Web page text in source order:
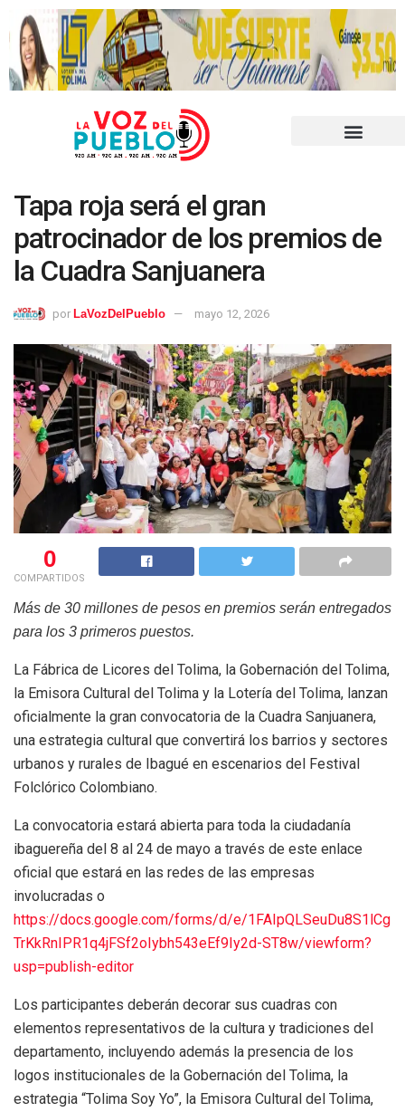
Tapa roja será el gran
patrocinador de los premios de
la Cuadra Sanjuanera
por LaVozDelPueblo mayo 12, 2026
0
COMPARTIDOS
Más de 30 millones de pesos en premios serán entregados
para los 3 primeros puestos.
La Fábrica de Licores del Tolima, la Gobernación del Tolima,
la Emisora Cultural del Tolima y la Lotería del Tolima, lanzan
oficialmente la gran convocatoria de la Cuadra Sanjuanera,
una estrategia cultural que convertirá los barrios y sectores
urbanos y rurales de Ibagué en escenarios del Festival
Folclórico Colombiano.
La convocatoria estará abierta para toda la ciudadanía
ibaguereña del 8 al 24 de mayo a través de este enlace
oficial que estará en las redes de las empresas
involucradas o
https://docs.google.com/forms/d/e/1FAIpQLSeuDu8S1lCg
TrKkRnIPR1q4jFSf2oIybh543eEf9Iy2d-ST8w/viewform?
usp=publish-editor
Los participantes deberán decorar sus cuadras con
elementos representativos de la cultura y tradiciones del
departamento, incluyendo además la presencia de los
logos institucionales de la Gobernación del Tolima, la
estrategia “Tolima Soy Yo”, la Emisora Cultural del Tolima,